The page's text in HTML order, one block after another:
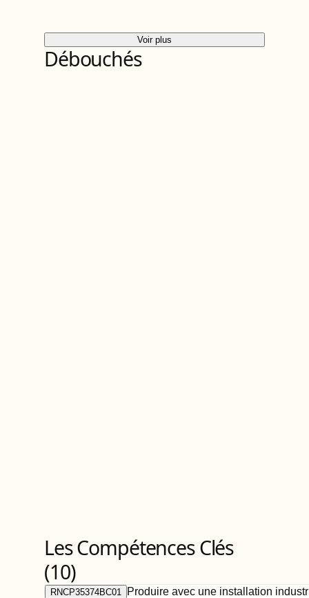
Voir plus
Débouchés
Les Compétences Clés
(10)
RNCP35374BC01 Produire avec une installation